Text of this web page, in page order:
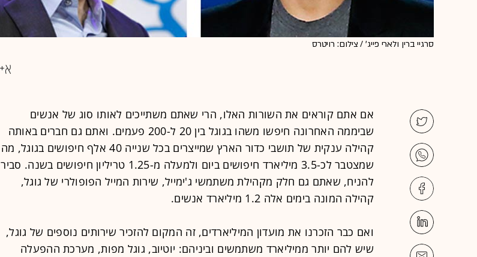
סרגיי ברין ולארי פייג' / צילום: רויטרס
אם אתם קוראים את השורות האלו, הרי שאתם משתייכים לאותו סוג של אנשים
שביממה האחרונה חיפשו משהו בגוגל בין 20 ל-200 פעמים. ואתם גם חברים באותה
קהילה ענקית של תושבי כדור הארץ שמייצרים בכל שנייה 40 אלף חיפושים בגוגל, מה
שמצטבר לכ-3.5 מיליארד חיפושים ביום ולמעלה מ-1.25 טריליון חיפושים בשנה. סביר
להניח, שאתם גם חלק מקהילת משתמשי ג'ימייל, שירות המייל הפופולרי של גוגל,
קהילה המונה בימים אלה 1.2 מיליארד אנשים.
ואם כבר הזכרנו את מועדון המיליארדים, זה המקום להזכיר שירותים נוספים של גוגל,
שיש להם יותר ממיליארד משתמשים וביניהם: יוטיוב, גוגל מפות, מערכת ההפעלה